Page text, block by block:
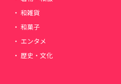
和雑貨
和菓子
エンタメ
歴史・文化